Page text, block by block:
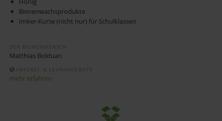
Bienenwachsprodukte
Imker-Kurse (nicht nur) für Schulklassen
DER BIENENMENSCH
Matthias Bolduan
IMKEREI- & LEHRANGEBOTE
mehr erfahren